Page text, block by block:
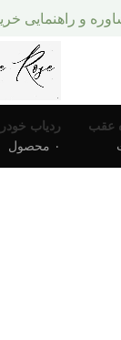
عقب
ردیاب
۰ محصول
و راهنمایی خرید تماس